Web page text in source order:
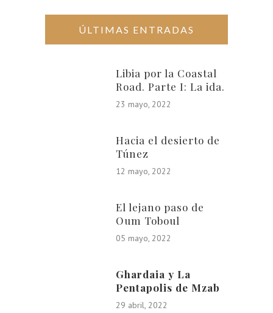
ÚLTIMAS ENTRADAS
Libia por la Coastal
Road. Parte I: La ida.
23 mayo, 2022
Hacia el desierto de
Túnez
12 mayo, 2022
El lejano paso de
Oum Toboul
05 mayo, 2022
Ghardaia y La
Pentapolis de Mzab
29 abril, 2022